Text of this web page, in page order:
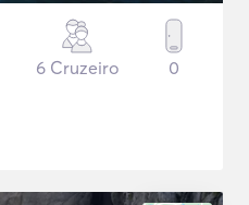
6 Cruzeiro 0